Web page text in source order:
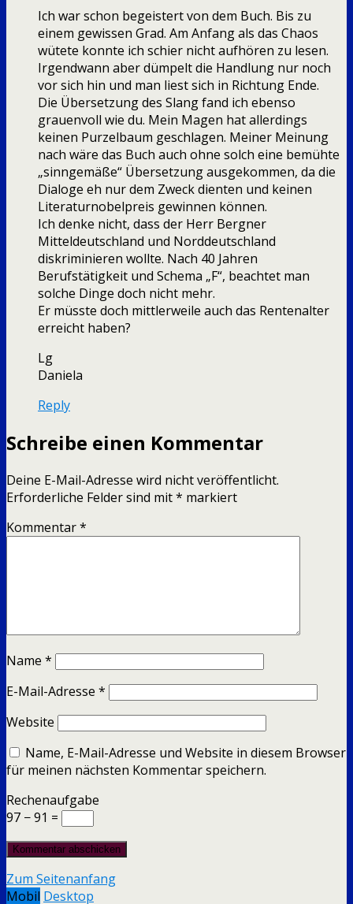
Ich war schon begeistert von dem Buch. Bis zu
einem gewissen Grad. Am Anfang als das Chaos
wütete konnte ich schier nicht aufhören zu lesen.
Irgendwann aber dümpelt die Handlung nur noch
vor sich hin und man liest sich in Richtung Ende.
Die Übersetzung des Slang fand ich ebenso
grauenvoll wie du. Mein Magen hat allerdings
keinen Purzelbaum geschlagen. Meiner Meinung
nach wäre das Buch auch ohne solch eine bemühte
„sinngemäße“ Übersetzung ausgekommen, da die
Dialoge eh nur dem Zweck dienten und keinen
Literaturnobelpreis gewinnen können.
Ich denke nicht, dass der Herr Bergner
Mitteldeutschland und Norddeutschland
diskriminieren wollte. Nach 40 Jahren
Berufstätigkeit und Schema „F“, beachtet man
solche Dinge doch nicht mehr.
Er müsste doch mittlerweile auch das Rentenalter
erreicht haben?
Lg
Daniela
Reply
Schreibe einen Kommentar
Deine E-Mail-Adresse wird nicht veröffentlicht.
Erforderliche Felder sind mit* markiert
Kommentar*
Name *
E-Mail-Adresse *
Website
Name, E-Mail-Adresse und Website in diesem Browser
für meinen nächsten Kommentar speichern.
Rechenaufgabe
97 − 91 =
Zum Seitenanfang
Mobil Desktop